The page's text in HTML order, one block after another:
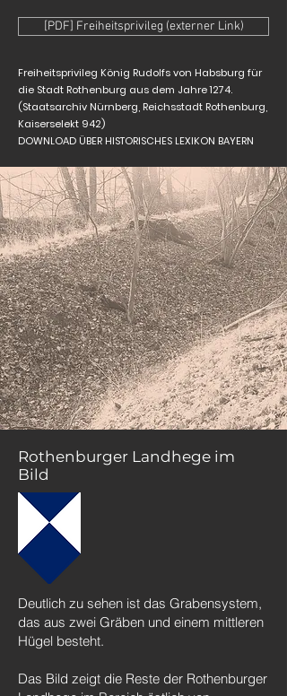
[PDF] Freiheitsprivileg (externer Link)
Freiheitsprivileg König Rudolfs von Habsburg für
die Stadt Rothenburg aus dem Jahre 1274.
(Staatsarchiv Nürnberg, Reichsstadt Rothenburg,
Kaiserselekt 942)
DOWNLOAD ÜBER HISTORISCHES LEXIKON BAYERN
Rothenburger Landhege im
Bild
Deutlich zu sehen ist das Grabensystem,
das aus zwei Gräben und einem mittleren
Hügel besteht.
Das Bild zeigt die Reste der Rothenburger